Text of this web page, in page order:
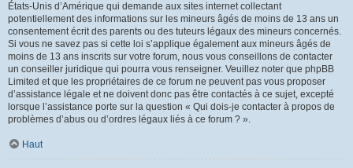
États-Unis d’Amérique qui demande aux sites internet collectant
potentiellement des informations sur les mineurs âgés de moins de 13 ans un
consentement écrit des parents ou des tuteurs légaux des mineurs concernés.
Si vous ne savez pas si cette loi s’applique également aux mineurs âgés de
moins de 13 ans inscrits sur votre forum, nous vous conseillons de contacter
un conseiller juridique qui pourra vous renseigner. Veuillez noter que phpBB
Limited et que les propriétaires de ce forum ne peuvent pas vous proposer
d’assistance légale et ne doivent donc pas être contactés à ce sujet, excepté
lorsque l’assistance porte sur la question « Qui dois-je contacter à propos de
problèmes d’abus ou d’ordres légaux liés à ce forum ? ».
Haut